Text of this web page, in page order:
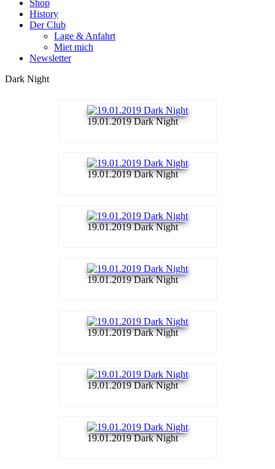
Shop
History
Der Club
Lage & Anfahrt
Miet mich
Newsletter
Dark Night
19.01.2019 Dark Night
19.01.2019 Dark Night
19.01.2019 Dark Night
19.01.2019 Dark Night
19.01.2019 Dark Night
19.01.2019 Dark Night
19.01.2019 Dark Night